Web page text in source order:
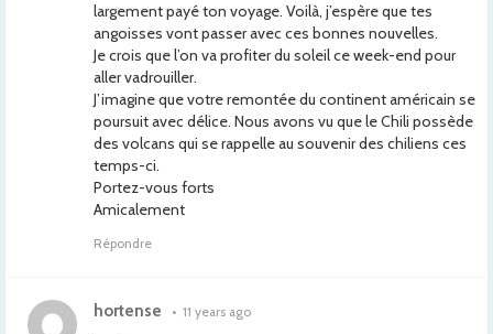
largement payé ton voyage. Voilà, j’espère que tes
angoisses vont passer avec ces bonnes nouvelles.
Je crois que l’on va profiter du soleil ce week-end pour
aller vadrouiller.
J’imagine que votre remontée du continent américain se
poursuit avec délice. Nous avons vu que le Chili possède
des volcans qui se rappelle au souvenir des chiliens ces
temps-ci.
Portez-vous forts
Amicalement
Répondre
hortense • 11 years ago